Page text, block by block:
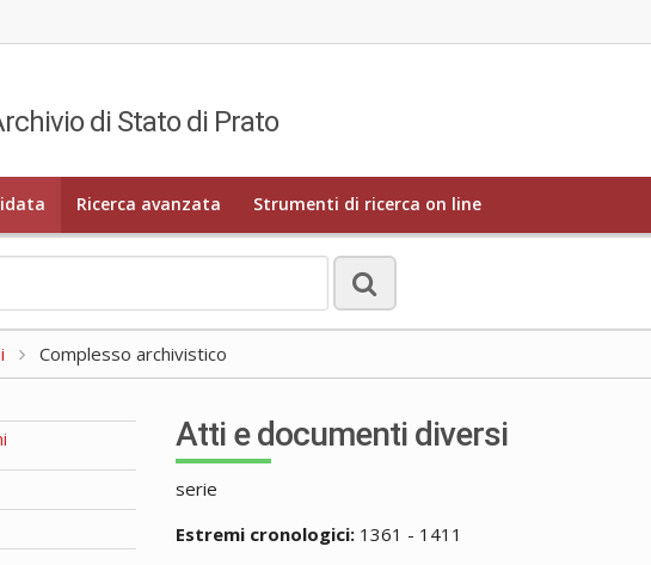
di Stato di Prato
Ricerca avanzata Strumenti di ricerca on line
Complesso archivistico
Atti e documenti diversi
serie
Estremi cronologici: 1361 - 1411